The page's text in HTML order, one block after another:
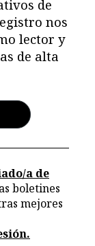
deterioro
la CVR
de
nos
lector y
de alta
a de
boletines
mejores